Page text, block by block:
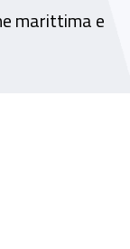
marittima e